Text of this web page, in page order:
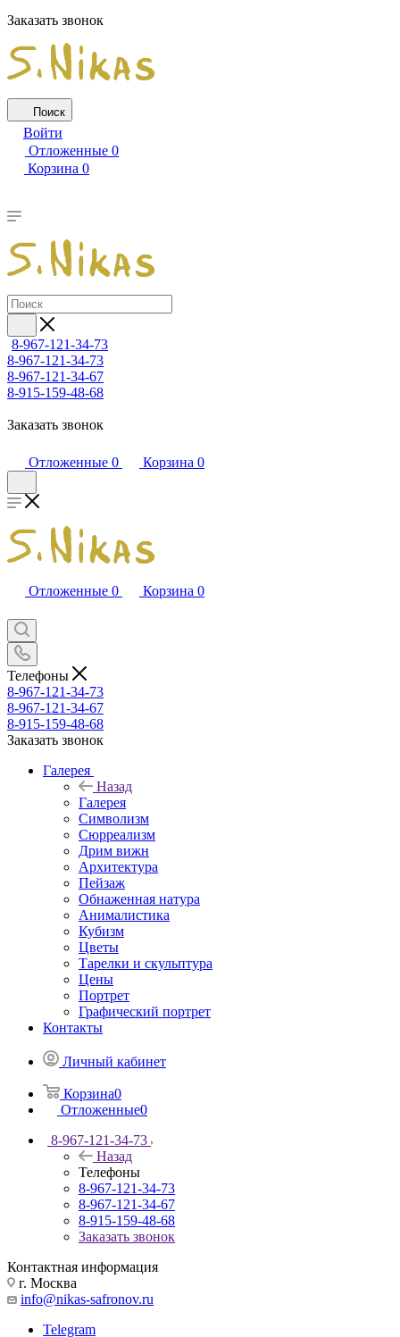
Заказать звонок
Поиск
Войти
Отложенные 0
Корзина 0
8-967-121-34-73
8-967-121-34-73
8-967-121-34-67
8-915-159-48-68
Заказать звонок
Отложенные 0 Корзина 0
Отложенные 0 Корзина 0
Телефоны
8-967-121-34-73
8-967-121-34-67
8-915-159-48-68
Заказать звонок
Галерея
Назад
Галерея
Символизм
Сюрреализм
Дрим вижн
Архитектура
Пейзаж
Обнаженная натура
Анималистика
Кубизм
Цветы
Тарелки и скульптура
Цены
Портрет
Графический портрет
Контакты
Личный кабинет
Корзина0
Отложенные0
8-967-121-34-73
Назад
Телефоны
8-967-121-34-73
8-967-121-34-67
8-915-159-48-68
Заказать звонок
Контактная информация
г. Москва
info@nikas-safronov.ru
Telegram